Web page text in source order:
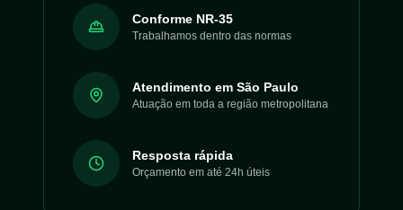
Conforme NR-35
Trabalhamos dentro das normas
Atendimento em São Paulo
Atuação em toda a região metropolitana
Resposta rápida
Orçamento em até 24h úteis